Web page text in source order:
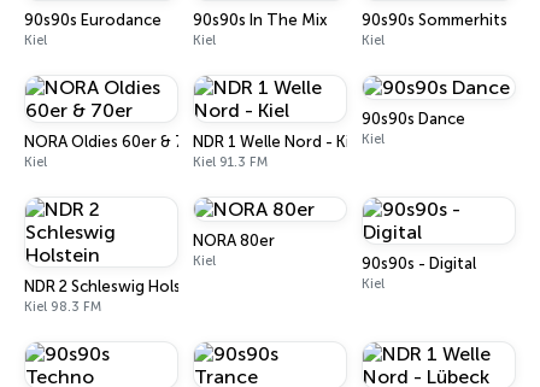
90s90s Eurodance
Kiel
90s90s In The Mix
Kiel
90s90s Sommerhits
Kiel
NORA Oldies 60er & 70er
Kiel
NDR 1 Welle Nord - Kiel
Kiel 91.3 FM
90s90s Dance
Kiel
NDR 2 Schleswig Holstein
Kiel 98.3 FM
NORA 80er
Kiel 90s90s - Digital
Kiel